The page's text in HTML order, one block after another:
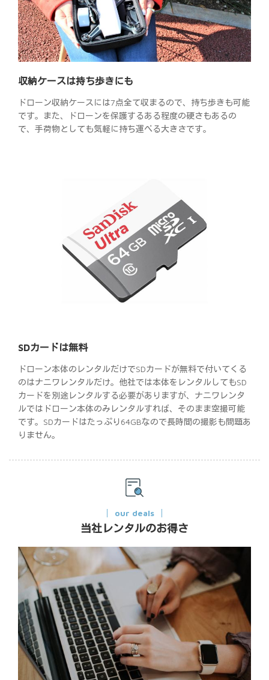
収納ケースは持ち歩きにも
ドローン収納ケースには7点全て収まるので、持ち歩きも可能
です。また、ドローンを保護するある程度の硬さもあるの
で、手荷物としても気軽に持ち運べる大きさです。
SDカードは無料
ドローン本体のレンタルだけでSDカードが無料で付いてくる
のはナニワレンタルだけ。他社では本体をレンタルしてもSD
カードを別途レンタルする必要がありますが、ナニワレンタ
ルではドローン本体のみレンタルすれば、そのまま空撮可能
です。SDカードはたっぷり64GBなので長時間の撮影も問題あ
りません。
our deals
当社レンタルのお得さ